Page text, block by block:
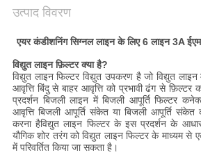
उत्पाद विवरण
एयर कंडीशनिंग सिग्नल लाइन के लिए 6 लाइन 3A
विद्युत लाइन फ़िल्टर क्या है?
विद्युत लाइन फिल्टर विद्युत उपकरण है जो विद्युत
आवृत्ति बिंदु से बाहर आवृत्ति को प्रभावी ढंग से फ़िल्टर
प्रदर्शन बिजली लाइन में बिजली आपूर्ति फिल्टर
आवृत्ति बिजली आपूर्ति संकेत या बिजली आपूर्ति
करना हैविद्युत लाइन फिल्टर के इस प्रदर्शन के
यौगिक शोर तरंग को विद्युत लाइन फिल्टर के माध्यम से
में परिवर्तित किया जा सकता है।